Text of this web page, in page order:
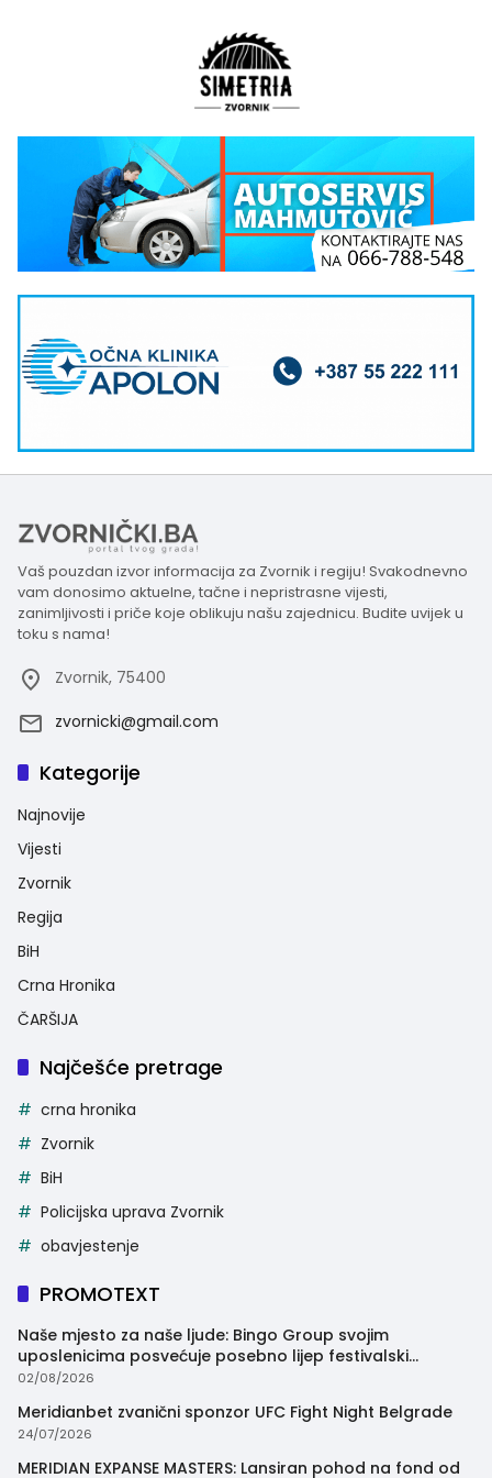
Vaš pouzdan izvor informacija za Zvornik i regiju! Svakodnevno
vam donosimo aktuelne, tačne i nepristrasne vijesti,
zanimljivosti i priče koje oblikuju našu zajednicu. Budite uvijek u
toku s nama!
Zvornik, 75400
zvornicki@gmail.com
Kategorije
Najnovije
Vijesti
Zvornik
Regija
BiH
Crna Hronika
ČARŠIJA
Najčešće pretrage
crna hronika
Zvornik
BiH
Policijska uprava Zvornik
obavjestenje
PROMOTEXT
Naše mjesto za naše ljude: Bingo Group svojim
uposlenicima posvećuje posebno lijep festivalski
trenutak
02/08/2026
Meridianbet zvanični sponzor UFC Fight Night Belgrade
24/07/2026
MERIDIAN EXPANSE MASTERS: Lansiran pohod na fond od